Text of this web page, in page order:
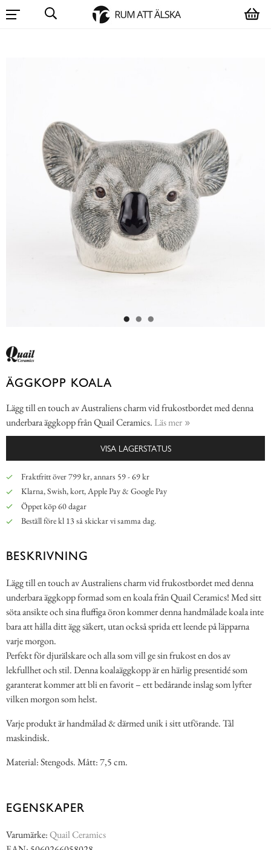
ÄGGKOPP KOALA
Lägg till en touch av Australiens charm vid frukostbordet med denna
underbara äggkopp från Quail Ceramics. Läs mer
VISA LAGERSTATUS
Fraktfritt över 799 kr, annars 59 - 69 kr
Klarna, Swish, kort, Apple Pay & Google Pay
Öppet köp 60 dagar
Beställ före kl 13 så skickar vi samma dag.
BESKRIVNING
Lägg till en touch av Australiens charm vid frukostbordet med denna
underbara äggkopp formad som en koala från Quail Ceramics! Med sitt
söta ansikte och sina fluffiga öron kommer denna handmålade koala inte
bara att hålla ditt ägg säkert, utan också sprida ett leende på läpparna
varje morgon.
Perfekt för djurälskare och alla som vill ge sin frukost en dos av
lekfullhet och stil. Denna koalaäggkopp är en härlig presentidé som
garanterat kommer att bli en favorit – ett bedårande inslag som lyfter
vilken morgon som helst.
Varje produkt är handmålad & därmed unik i sitt utförande. Tål
maskindisk.
Material: Stengods. Mått: 7,5 cm.
EGENSKAPER
Varumärke:Quail Ceramics